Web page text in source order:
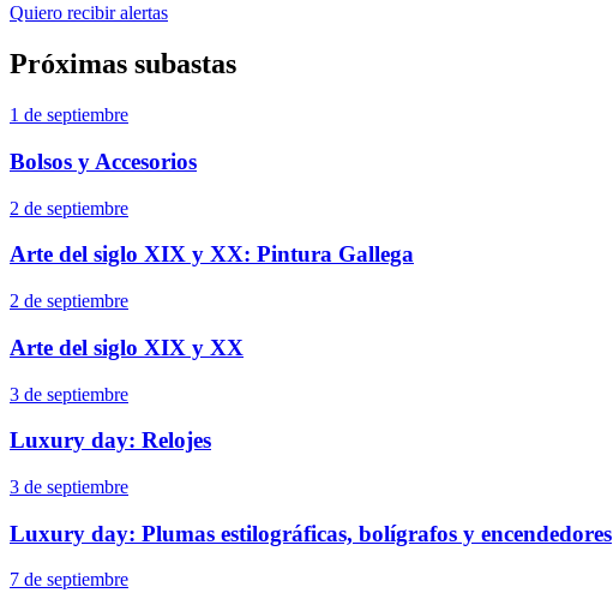
Quiero recibir alertas
Próximas subastas
1 de septiembre
Bolsos y Accesorios
2 de septiembre
Arte del siglo XIX y XX: Pintura Gallega
2 de septiembre
Arte del siglo XIX y XX
3 de septiembre
Luxury day: Relojes
3 de septiembre
Luxury day: Plumas estilográficas, bolígrafos y encendedores
7 de septiembre